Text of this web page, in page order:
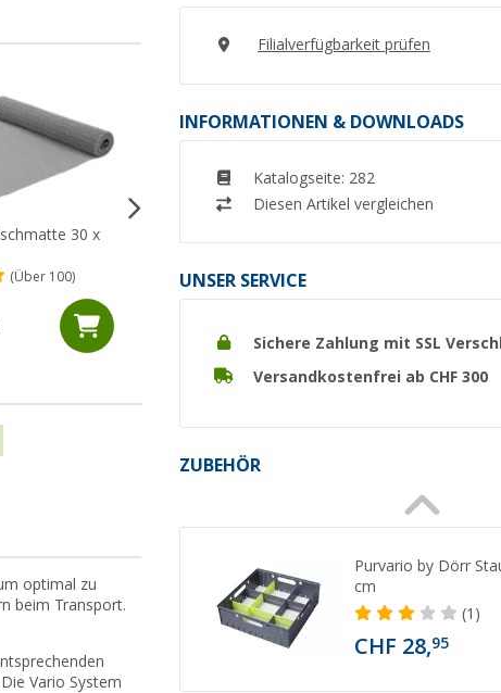
Filialverfügbarkeit prüfen
INFORMATIONEN & DOWNLOADS
Katalogseite: 282
Diesen Artikel vergleichen
UNSER SERVICE
Sichere Zahlung mit SSL
Versandkostenfrei ab CHF 300
ZUBEHÖR
Purvario by Dörr
cm
(1)
CHF 28,95
30 x
(Über 100)
UVP CHF 13,99
UVP CHF 18,99
optimal zu
beim Transport.
Vario System